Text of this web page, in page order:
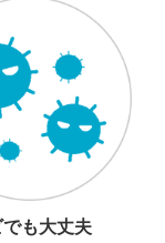
でも大丈夫